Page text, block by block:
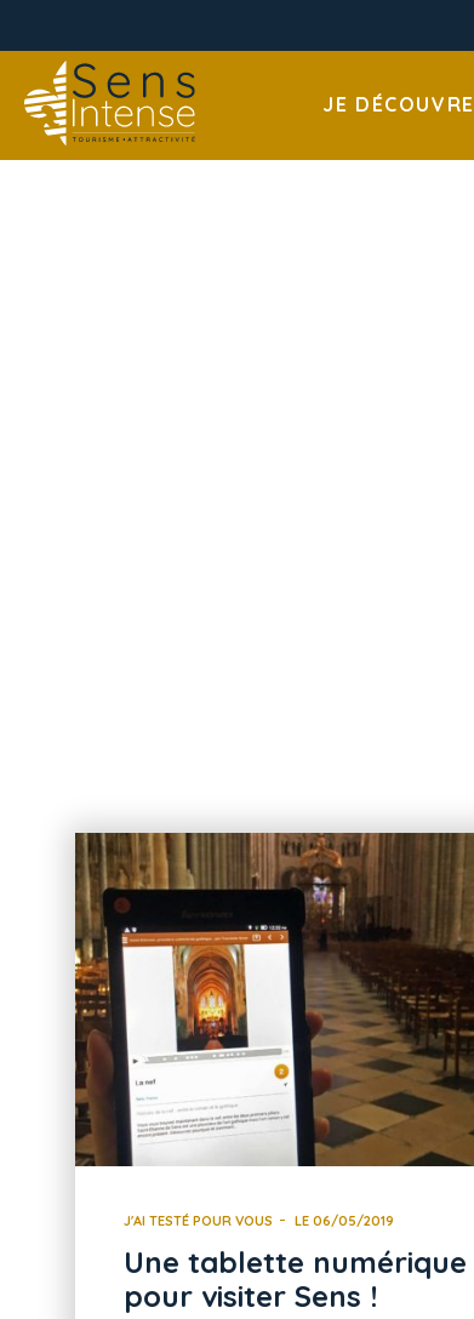
JE DÉCOUVRE
J'AI TESTÉ POUR VOUS LE 06/05/2019
Une tablette numérique
pour visiter Sens !